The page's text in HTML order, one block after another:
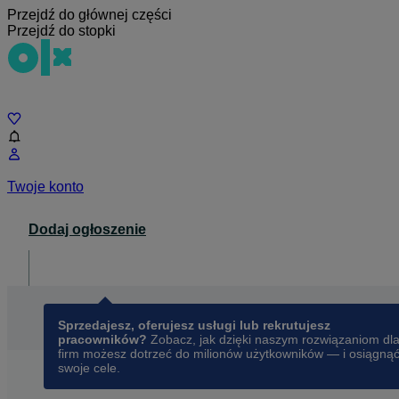
Przejdź do głównej części
Przejdź do stopki
Twoje konto
Dodaj ogłoszenie
Sprzedajesz, oferujesz usługi lub rekrutujesz
pracowników? Zobacz, jak dzięki naszym rozwiązaniom dla
firm możesz dotrzeć do milionów użytkowników — i osiągnąć
swoje cele.